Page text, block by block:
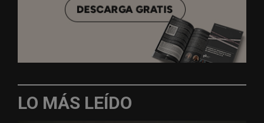
LO MÁS LEÍDO